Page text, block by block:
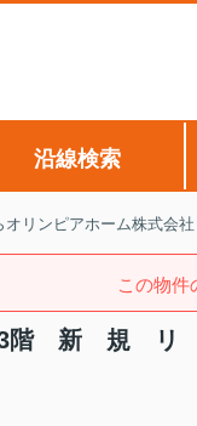
沿線検索
リンピアホーム株式会社
この物件
3階 新 規 リ